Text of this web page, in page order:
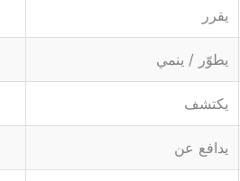
يقرر
يطوّر / ينمي
يكتشف
يدافع عن